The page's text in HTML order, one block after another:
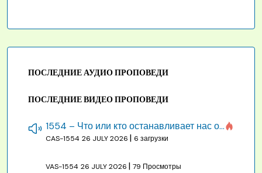
ПОСЛЕДНИЕ АУДИО ПРОПОВЕДИ
ПОСЛЕДНИЕ ВИДЕО ПРОПОВЕДИ
1554 – Что или кто останавливает нас от созидания строения Божия
CAS-1554 26 JULY 2026 | 6 загрузки
VAS-1554 26 JULY 2026 | 79 Просмотры